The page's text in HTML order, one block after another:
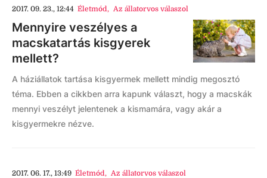
2017. 09. 23., 12:44 Életmód, Az állatorvos válaszol
Mennyire veszélyes a
macskatartás kisgyerek
mellett?
A háziállatok tartása kisgyermek mellett mindig megosztó
téma. Ebben a cikkben arra kapunk választ, hogy a macskák
mennyi veszélyt jelentenek a kismamára, vagy akár a
kisgyermekre nézve.
2017. 06. 17., 13:49 Életmód, Az állatorvos válaszol